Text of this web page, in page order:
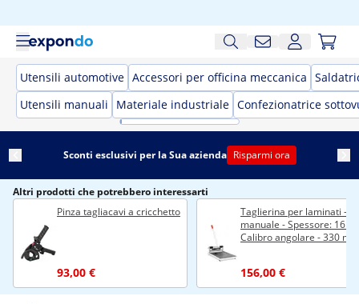
Utensili automotive Accessori per officina meccanica
Utensili manuali
Materiale industriale Confezionatrice
Sconti esclusivi per la Sua azienda Risparmi ora
Altri prodotti che potrebbero interessarti
Pinza tagliacavi a cricchetto
93,00 €
Taglierina per laminati -
manuale - Spessore: 16
Calibro angolare - 330 mm
156,00 €